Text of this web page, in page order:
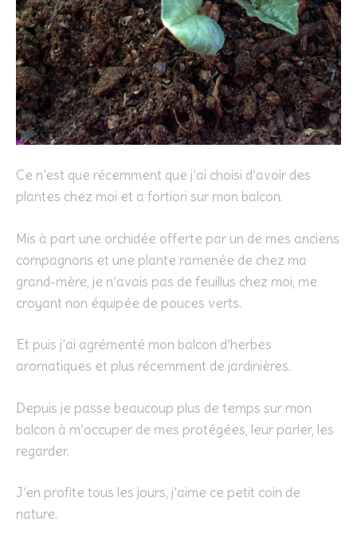
Ce n’est que récemment que j’ai choisi d’avoir des
plantes chez moi et a fortiori sur mon balcon.
Mis à part une orchidée offerte par un de mes anciens
compagnons et une plante ramenée de chez ma
grand-mère, je n’avais pas de feuillus chez moi, me
croyant non équipée de pouces verts.
Et puis j’ai agrémenté mon balcon d’herbes
aromatiques et plus récemment de jardinières.
Depuis je passe beaucoup plus de temps sur mon
balcon à m’occuper de mes protégées, leur parler, les
regarder.
J’en profite tous les jours, j’aime ce petit coin de
nature.